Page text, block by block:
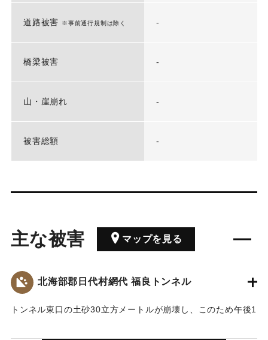
道路被害 ※事前通行規制は除く -
橋梁被害 -
山・崖崩れ -
被害総額 -
主な被害 マップを見る
北海部郡日代村網代 福良トンネル
トンネル東口の土砂30立方メートルが崩壊し、このため午後1